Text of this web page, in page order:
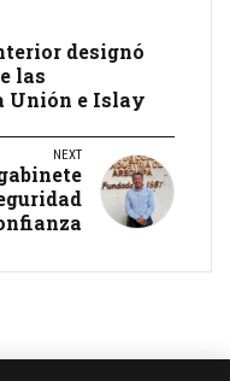
designó
las
Unión e Islay
NEXT